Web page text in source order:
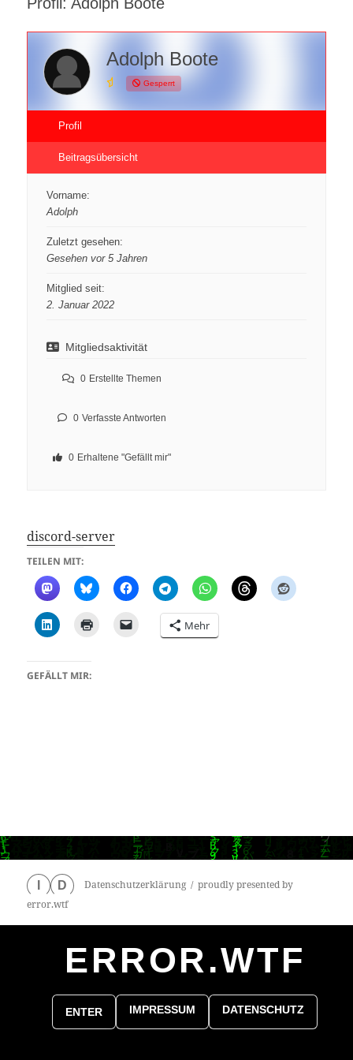
Profil: Adolph Boote
Adolph Boote
Gesperrt
Profil
Beitragsübersicht
Vorname:
Adolph
Zuletzt gesehen:
Gesehen vor 5 Jahren
Mitglied seit:
2. Januar 2022
Mitgliedsaktivität
0 Erstellte Themen
0 Verfasste Antworten
0 Erhaltene "Gefällt mir"
discord-server
TEILEN MIT:
Mehr
GEFÄLLT MIR:
D Datenschutzerklärung
proudly presented by
error.wtf
ERROR.WTF
ENTER IMPRESSUM DATENSCHUTZ